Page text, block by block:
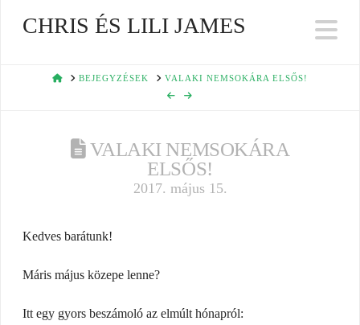
CHRIS ÉS LILI JAMES
HOMEBEJEGYZÉSEK VALAKI NEMSOKÁRA ELSŐS!
VALAKI NEMSOKÁRA
ELSŐS!
2017. május 15.
Kedves barátunk!
Máris május közepe lenne?
Itt egy gyors beszámoló az elmúlt hónapról: